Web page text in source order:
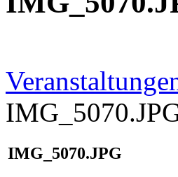
IMG_5070.JPG